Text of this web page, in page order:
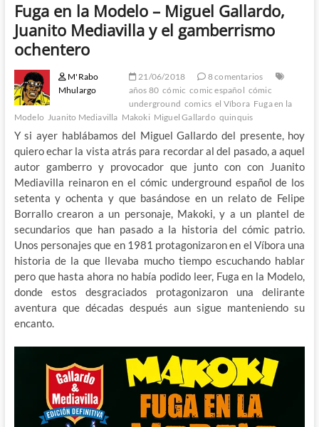
Fuga en la Modelo – Miguel Gallardo,
Juanito Mediavilla y el gamberrismo
ochentero
M'Rabo
Mhulargo
21/06/2018
8 comentarios
años 80 cómic comic español cómic
underground comics el Víbora Fuga en la
Modelo Juanito Mediavilla Makoki Miguel Gallardo quinquis
Y si ayer hablábamos del Miguel Gallardo del presente, hoy
quiero echar la vista atrás para recordar al del pasado, a aquel
autor gamberro y provocador que junto con con Juanito
Mediavilla reinaron en el cómic underground español de los
setenta y ochenta y que basándose en un relato de Felipe
Borrallo crearon a un personaje, Makoki, y a un plantel de
secundarios que han pasado a la historia del cómic patrio.
Unos personajes que en 1981 protagonizaron en el Víbora una
historia de la que llevaba mucho tiempo escuchando hablar
pero que hasta ahora no había podido leer, Fuga en la Modelo,
donde estos desgraciados protagonizaron una delirante
aventura que décadas después aun sigue manteniendo su
encanto.